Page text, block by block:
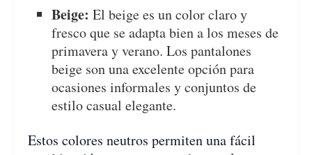
Beige: El beige es un color claro y
fresco que se adapta bien a los meses de
primavera y verano. Los pantalones
beige son una excelente opción para
ocasiones informales y conjuntos de
estilo casual elegante.
Estos colores neutros permiten una fácil